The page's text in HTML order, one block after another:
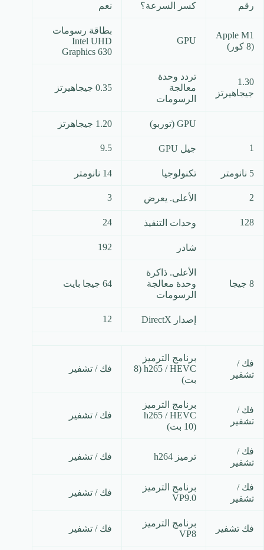
رقم كسر السرعة؟ نعم
Apple M1
(8 كور)
GPU
بطاقة رسومات
Intel UHD
Graphics 630
1.30
جيجاهيرتز
تردد وحدة
معالجة
الرسومات
0.35 جيجاهيرتز
GPU (توربو) 1.20 جيجاهرتز
1 جيل GPU 9.5
5 نانومتر تكنولوجيا 14 نانومتر
2 الأعلى. يعرض 3
128 وحدات التنفيذ 24
شادر 192
8 جيجا
الأعلى. ذاكرة
وحدة معالجة
الرسومات
64 جيجا بايت
إصدار DirectX 12
فك /
تشفير
برنامج الترميز
h265 / HEVC (8
بت)
فك / تشفير
فك /
تشفير
برنامج الترميز
h265 / HEVC
(10 بت)
فك / تشفير
فك /
تشفير
ترميز h264 فك / تشفير
فك /
تشفير
برنامج الترميز
VP9.0
فك / تشفير
فك تشفير
برنامج الترميز
VP8
فك / تشفير